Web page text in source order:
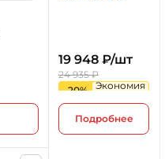
19 948 ₽/шт
24 935 ₽
-20%
Экономия
Подробнее